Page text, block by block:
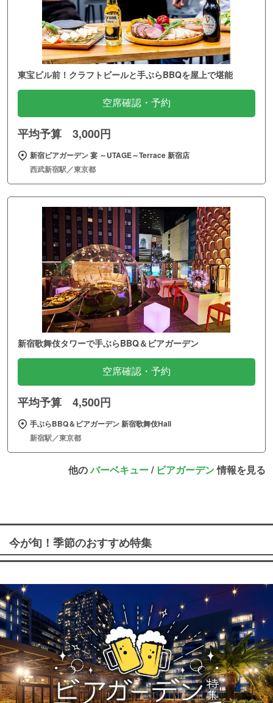
東宝ビル前！クラフトビールと手ぶらBBQを屋上で堪能
空席確認・予約
平均予算 3,000円
新宿ビアガーデン 宴 ～UTAGE～Terrace 新宿店
西武新宿駅／東京都
新宿歌舞伎タワーで手ぶらBBQ＆ビアガーデン
空席確認・予約
平均予算 4,500円
手ぶらBBQ＆ビアガーデン 新宿歌舞伎Hall
新宿駅／東京都
他のバーベキュー/ ビアガーデン情報を見る
今が旬！季節のおすすめ特集